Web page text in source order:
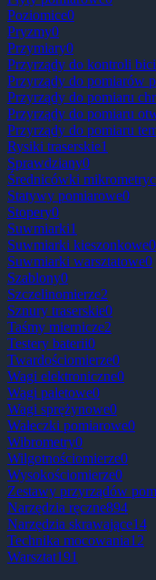
Poziomice0
Pryzmy0
Przymiary0
Przyrządy do kontroli
Przyrządy do pomiarów
Przyrządy do pomiaru
Przyrządy do pomiaru
Przyrządy do pomiaru
Rysiki traserskie1
Sprawdziany0
Średnicówki
Statywy pomiarowe0
Stopery0
Suwmiarki1
Suwmiarki kieszonkowe0
Suwmiarki warsztatowe0
Szablony0
Szczelinomierze2
Sznury traserskie0
Taśmy miernicze2
Testery baterii0
Twardościomierze0
Wagi elektroniczne0
Wagi paletowe0
Wagi sprężynowe0
Wałeczki pomiarowe0
Wibrometry0
Wilgotnościomierze0
Wysokościomierze0
Zestawy przyrządów
Narzędzia ręczne894
Narzędzia skrawające14
Technika mocowania12
Warsztat191